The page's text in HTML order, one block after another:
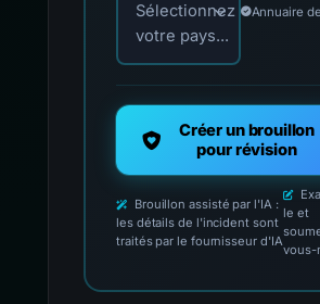
Sélectionnez
votre pays...
Annuaire
Créer un brouillon
pour révision
Brouillon assisté par l'IA :
les détails de l'incident sont
traités par le fournisseur d'IA
le et
vous-